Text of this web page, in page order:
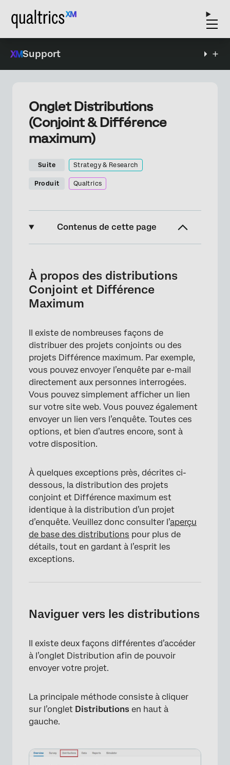
Support
Onglet Distributions
(Conjoint & Différence
maximum)
Suite Strategy & Research
Produit Qualtrics
Contenus de cette page
Naviguer vers les distributions
Distributions incompatibles avec Conjoints
À propos des distributions
Conjoint et Différence
Maximum
Il existe de nombreuses façons de
distribuer des projets conjoints ou des
projets Différence maximum. Par exemple,
vous pouvez envoyer l’enquête par e-mail
directement aux personnes interrogées.
Vous pouvez simplement afficher un lien
sur votre site web. Vous pouvez également
envoyer un lien vers l’enquête. Toutes ces
options, et bien d’autres encore, sont à
votre disposition.
À quelques exceptions près, décrites ci-
dessous, la distribution des projets
conjoint et Différence maximum est
identique à la distribution d’un projet
d’enquête. Veuillez donc consulter l’aperçu
de base des distributions pour plus de
détails, tout en gardant à l’esprit les
exceptions.
Naviguer vers les distributions
Il existe deux façons différentes d’accéder
à l’onglet Distribution afin de pouvoir
envoyer votre projet.
La principale méthode consiste à cliquer
sur l’onglet Distributions en haut à
gauche.